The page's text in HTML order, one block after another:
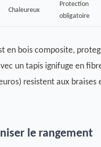
Chaleureux
Protection
obligatoire
en bois composite,
un tapis ignifuge en
resistent aux braises
le rangement